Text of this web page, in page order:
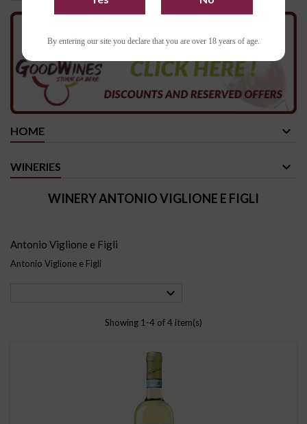
By entering our site you declare that you are over 18 years of age.
HOME
WINERIES
WINERY ANTONIO VIGLIONE E FIGLI
Antonio Viglione e Figli
Antonio Viglione e Figli

Showing 1-4 of 4 item(s)